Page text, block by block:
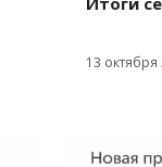
13 октября